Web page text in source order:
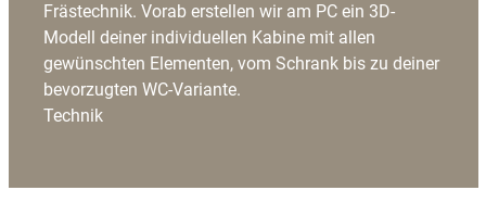
Frästechnik. Vorab erstellen wir am PC ein 3D-
Modell deiner individuellen Kabine mit allen
gewünschten Elementen, vom Schrank bis zu deiner
bevorzugten WC-Variante.
Technik